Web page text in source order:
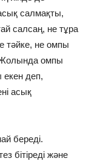
салмақты,
салсаң, не тұра
тәйке, не омпы
Жолында омпы
екен деп,
асық
береді.
бітіреді және